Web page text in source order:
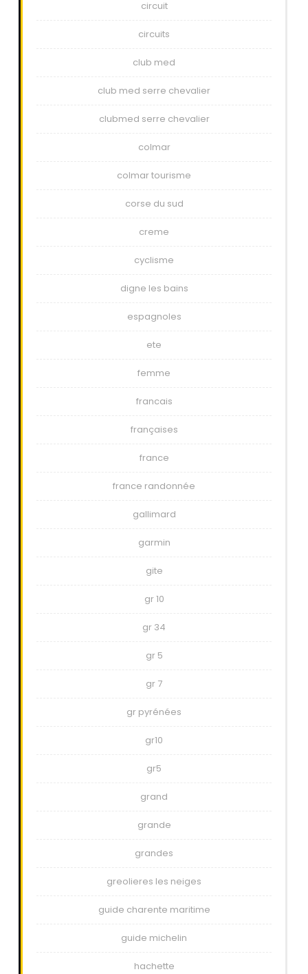
circuit
circuits
club med
club med serre chevalier
clubmed serre chevalier
colmar
colmar tourisme
corse du sud
creme
cyclisme
digne les bains
espagnoles
ete
femme
francais
françaises
france
france randonnée
gallimard
garmin
gite
gr 10
gr 34
gr 5
gr 7
gr pyrénées
gr10
gr5
grand
grande
grandes
greolieres les neiges
guide charente maritime
guide michelin
hachette